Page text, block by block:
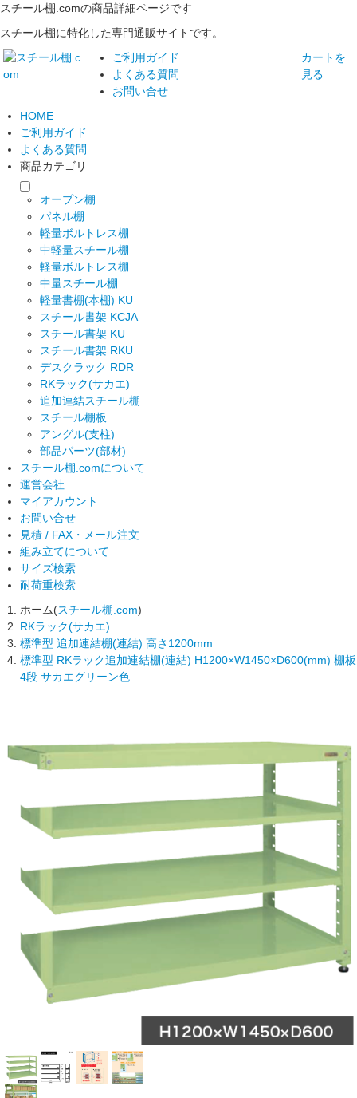
スチール棚.comの商品詳細ページです
スチール棚に特化した専門通販サイトです。
ご利用ガイド
よくある質問
お問い合せ
カートを
見る
HOME
ご利用ガイド
よくある質問
商品カテゴリ
オープン棚
パネル棚
軽量ボルトレス棚
中軽量スチール棚
軽量ボルトレス棚
中量スチール棚
軽量書棚(本棚) KU
スチール書架 KCJA
スチール書架 KU
スチール書架 RKU
デスクラック RDR
RKラック(サカエ)
追加連結スチール棚
スチール棚板
アングル(支柱)
部品パーツ(部材)
スチール棚.comについて
運営会社
マイアカウント
お問い合せ
見積 / FAX・メール注文
組み立てについて
サイズ検索
耐荷重検索
ホーム(スチール棚.com)
RKラック(サカエ)
標準型 追加連結棚(連結) 高さ1200mm
標準型 RKラック追加連結棚(連結) H1200×W1450×D600(mm) 棚板
4段 サカエグリーン色